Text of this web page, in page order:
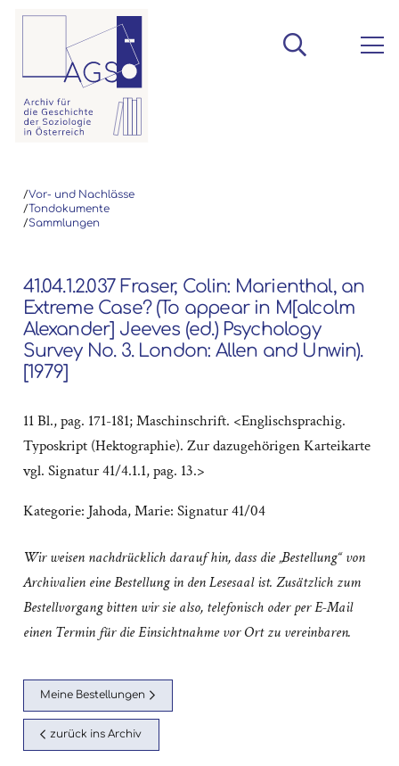
/Vor- und Nachlässe
/Tondokumente
/Sammlungen
41.04.1.2.037 Fraser, Colin: Marienthal, an
Extreme Case? (To appear in M[alcolm
Alexander] Jeeves (ed.) Psychology
Survey No. 3. London: Allen and Unwin).
[1979]
11 Bl., pag. 171-181; Maschinschrift. <Englischsprachig.
Typoskript (Hektographie). Zur dazugehörigen Karteikarte
vgl. Signatur 41/4.1.1, pag. 13.>
Kategorie: Jahoda, Marie: Signatur 41/04
Wir weisen nachdrücklich darauf hin, dass die „Bestellung“ von
Archivalien eine Bestellung in den Lesesaal ist. Zusätzlich zum
Bestellvorgang bitten wir sie also, telefonisch oder per E-Mail
einen Termin für die Einsichtnahme vor Ort zu vereinbaren.
Meine Bestellungen
zurück ins Archiv